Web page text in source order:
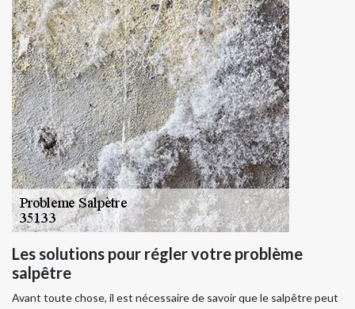
Les solutions pour régler votre problème
salpêtre
Avant toute chose, il est nécessaire de savoir que le salpêtre peut